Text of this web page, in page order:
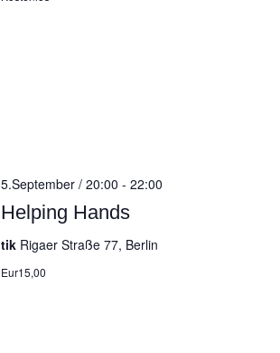
Helping Hands
5.September / 20:00 - 22:00
tik Rigaer Straße 77, Berlin
Eur15,00